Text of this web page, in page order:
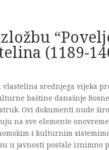
(1189-
vlastelina srednjega vijeka
baštine današnje
Ovi dokumenti nude
na sve elemente
i kulturnim
u javnosti postale iznimno